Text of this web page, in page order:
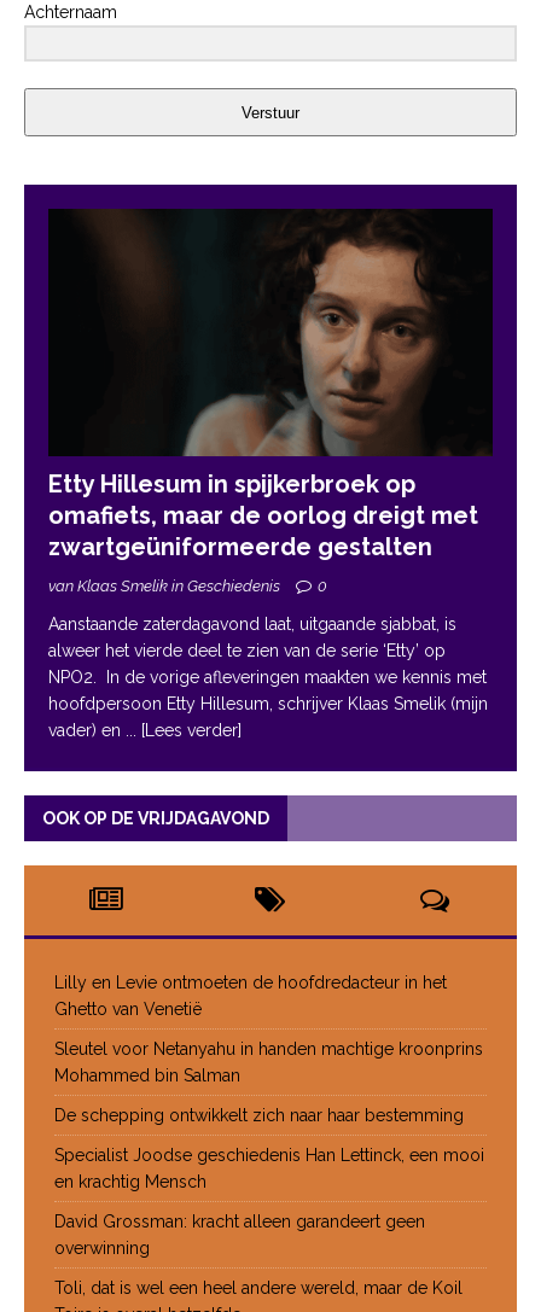
Achternaam
Verstuur
Etty Hillesum in spijkerbroek op
omafiets, maar de oorlog dreigt met
zwartgeüniformeerde gestalten
van Klaas Smelik in Geschiedenis 0
Aanstaande zaterdagavond laat, uitgaande sjabbat, is
alweer het vierde deel te zien van de serie ‘Etty’ op
NPO2. In de vorige afleveringen maakten we kennis met
hoofdpersoon Etty Hillesum, schrijver Klaas Smelik (mijn
vader) en ... [Lees verder]
OOK OP DE VRIJDAGAVOND
Lilly en Levie ontmoeten de hoofdredacteur in het
Ghetto van Venetië
Sleutel voor Netanyahu in handen machtige kroonprins
Mohammed bin Salman
De schepping ontwikkelt zich naar haar bestemming
Specialist Joodse geschiedenis Han Lettinck, een mooi
en krachtig Mensch
David Grossman: kracht alleen garandeert geen
overwinning
Toli, dat is wel een heel andere wereld, maar de Koil